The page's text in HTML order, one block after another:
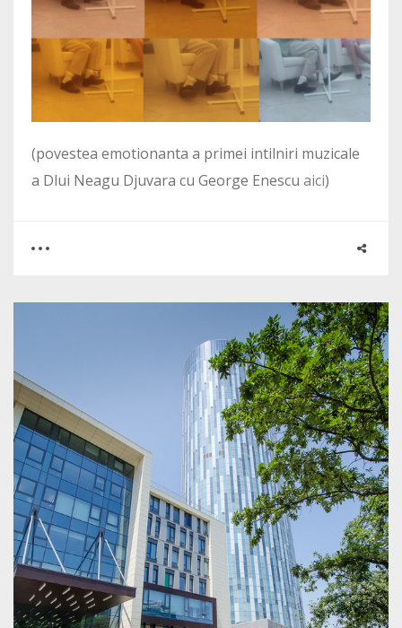
(povestea emotionanta a primei intilniri muzicale
a Dlui Neagu Djuvara cu George Enescu aici)